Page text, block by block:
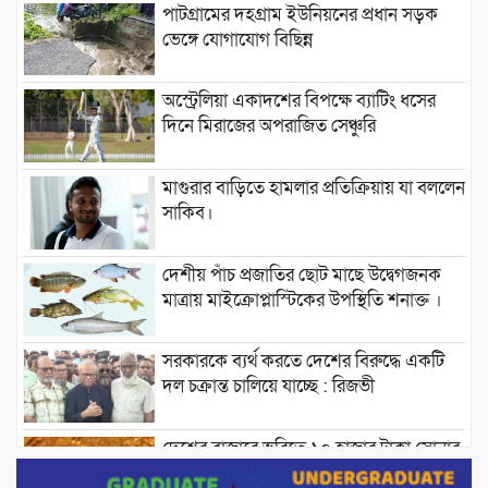
পাটগ্রামের দহগ্রাম ইউনিয়নের প্রধান সড়ক
ভেঙ্গে যোগাযোগ বিছিন্ন
অস্ট্রেলিয়া একাদশের বিপক্ষে ব্যাটিং ধসের
দিনে মিরাজের অপরাজিত সেঞ্চুরি
মাগুরার বাড়িতে হামলার প্রতিক্রিয়ায় যা বললেন
সাকিব।
দেশীয় পাঁচ প্রজাতির ছোট মাছে উদ্বেগজনক
মাত্রায় মাইক্রোপ্লাস্টিকের উপস্থিতি শনাক্ত ।
সরকারকে ব্যর্থ করতে দেশের বিরুদ্ধে একটি
দল চক্রান্ত চালিয়ে যাচ্ছে : রিজভী
দেশের বাজারে ভরিতে ১০ হাজার টাকা সোনার
দাম বাড়ানোর ঘোষণা।